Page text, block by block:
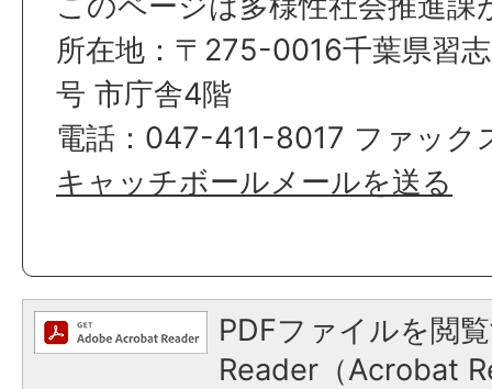
所在地：〒275-0016千葉県習
号 市庁舎4階
電話：047-411-8017 ファッ
キャッチボールメールを送る
PDFファイルを閲
Reader（Acrobat